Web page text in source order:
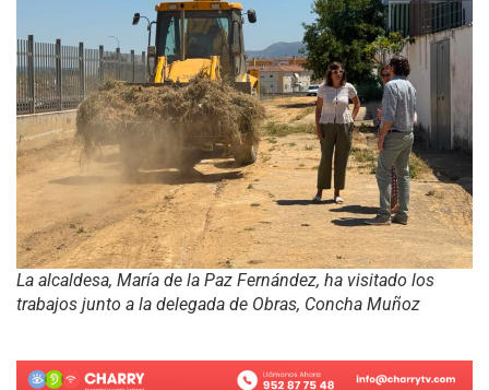
La alcaldesa, María de la Paz Fernández, ha visitado los
trabajos junto a la delegada de Obras, Concha Muñoz